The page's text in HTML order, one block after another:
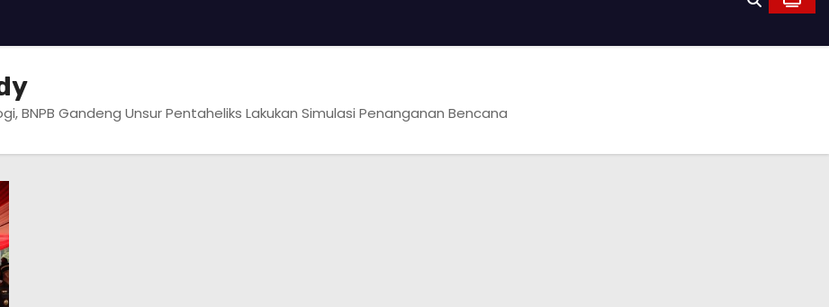
BNPB Gandeng Unsur Pentaheliks Lakukan Simulasi Penanganan Bencana